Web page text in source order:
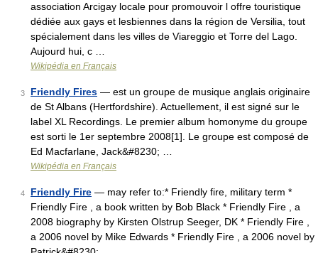
association Arcigay locale pour promouvoir l offre touristique
dédiée aux gays et lesbiennes dans la région de Versilia, tout
spécialement dans les villes de Viareggio et Torre del Lago.
Aujourd hui, c …
Wikipédia en Français
3 Friendly Fires — est un groupe de musique anglais originaire
de St Albans (Hertfordshire). Actuellement, il est signé sur le
label XL Recordings. Le premier album homonyme du groupe
est sorti le 1er septembre 2008[1]. Le groupe est composé de
Ed Macfarlane, Jack&#8230; …
Wikipédia en Français
4 Friendly Fire — may refer to:* Friendly fire, military term *
Friendly Fire , a book written by Bob Black * Friendly Fire , a
2008 biography by Kirsten Olstrup Seeger, DK * Friendly Fire ,
a 2006 novel by Mike Edwards * Friendly Fire , a 2006 novel by